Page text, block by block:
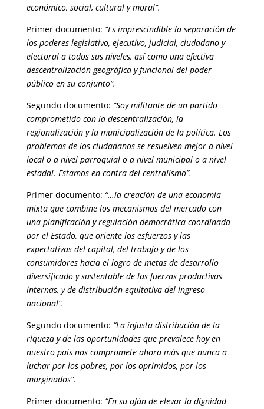
económico, social, cultural y moral”.
Primer documento: “Es imprescindible la separación de
los poderes legislativo, ejecutivo, judicial, ciudadano y
electoral a todos sus niveles, así como una efectiva
descentralización geográfica y funcional del poder
público en su conjunto”.
Segundo documento: “Soy militante de un partido
comprometido con la descentralización, la
regionalización y la municipalización de la política. Los
problemas de los ciudadanos se resuelven mejor a nivel
local o a nivel parroquial o a nivel municipal o a nivel
estadal. Estamos en contra del centralismo”.
Primer documento: “…la creación de una economía
mixta que combine los mecanismos del mercado con
una planificación y regulación democrática coordinada
por el Estado, que oriente los esfuerzos y las
expectativas del capital, del trabajo y de los
consumidores hacia el logro de metas de desarrollo
diversificado y sustentable de las fuerzas productivas
internas, y de distribución equitativa del ingreso
nacional”.
Segundo documento: “La injusta distribución de la
riqueza y de las oportunidades que prevalece hoy en
nuestro país nos compromete ahora más que nunca a
luchar por los pobres, por los oprimidos, por los
marginados”.
Primer documento: “En su afán de elevar la dignidad